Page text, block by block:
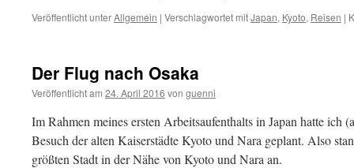
Veröffentlicht unterAllgemein | Verschlagwortet mitJapan, Kyoto, Reisen |
Der Flug nach Osaka
Veröffentlicht am 24. April 2016 von guenni
Im Rahmen meines ersten Arbeitsaufenthalts in Japan hatte ich
Besuch der alten Kaiserstädte Kyoto und Nara geplant. Also
größten Stadt in der Nähe von Kyoto und Nara an.